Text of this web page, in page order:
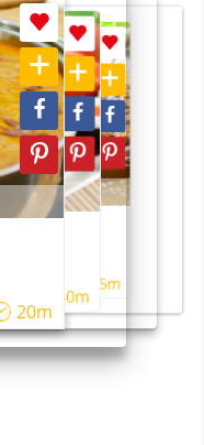
20m
40m
55m